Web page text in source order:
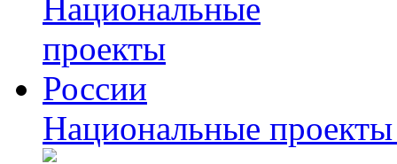
Национальные